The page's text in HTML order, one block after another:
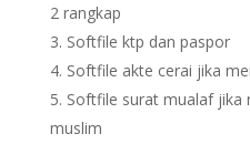
2 rangkap
Softfile ktp dan paspor
Softfile akte cerai jika
Softfile surat mualaf jika
muslim